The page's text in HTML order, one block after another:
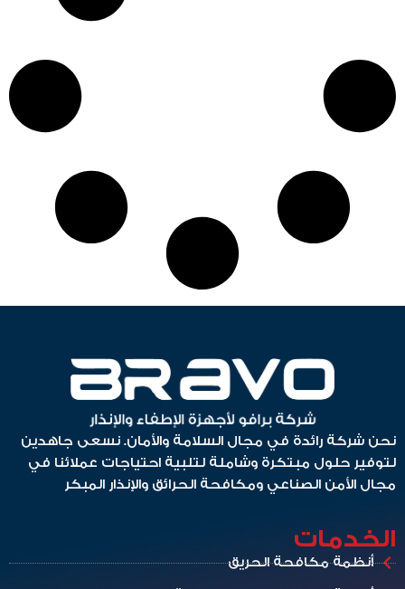
نحن شركة رائدة في مجال السلامة والأمان. نسعى جاهدين
لتوفير حلول مبتكرة وشاملة لتلبية احتياجات عملائنا في
مجال الأمن الصناعي ومكافحة الحرائق والإنذار المبكر
الخدمات
أنظمة مكافحة الحريق